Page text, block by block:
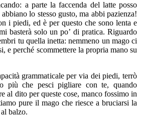
a parte la faccenda del latte posso
lo stesso gusto, ma abbi pazienza!
i piedi, ed è per questo che sono lenta e
basterà solo un po’ di pratica. Riguardo
tu quella inetta: nemmeno un mago ci
e perché scommettere la propria mano su
grammaticale per via dei piedi, terrò
più che pesci pigliare con te, quando
al dito per queste cose, manco fossimo in
pure il mago che riesce a bruciarsi la
balzo.